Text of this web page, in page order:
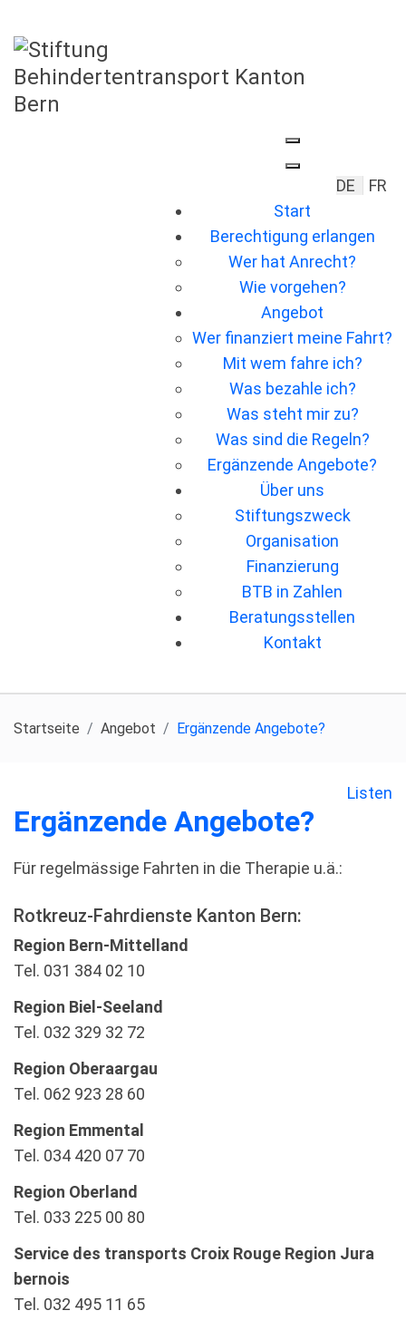
Sprache
DE
FR
Start
Berechtigung erlangen
Wer hat Anrecht?
Wie vorgehen?
Angebot
Wer ﬁnanziert meine Fahrt?
Mit wem fahre ich?
Was bezahle ich?
Was steht mir zu?
Was sind die Regeln?
Ergänzende Angebote?
Über uns
Stiftungszweck
Organisation
Finanzierung
BTB in Zahlen
Beratungsstellen
Kontakt
Startseite Angebot Ergänzende Angebote?
Listen
Ergänzende Angebote?
Für regelmässige Fahrten in die Therapie u.ä.:
Rotkreuz-Fahrdienste Kanton Bern:
Region Bern-Mittelland
Tel. 031 384 02 10
Region Biel-Seeland
Tel. 032 329 32 72
Region Oberaargau
Tel. 062 923 28 60
Region Emmental
Tel. 034 420 07 70
Region Oberland
Tel. 033 225 00 80
Service des transports Croix Rouge Region Jura
bernois
Tel. 032 495 11 65